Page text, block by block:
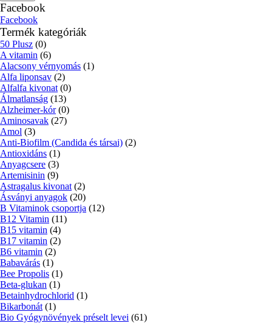
Facebook
Facebook
Termék kategóriák
50 Plusz (0)
A vitamin (6)
Alacsony vérnyomás (1)
Alfa liponsav (2)
Alfalfa kivonat (0)
Álmatlanság (13)
Alzheimer-kór (0)
Aminosavak (27)
Amol (3)
Anti-Biofilm (Candida és társai) (2)
Antioxidáns (1)
Anyagcsere (3)
Artemisinin (9)
Astragalus kivonat (2)
Ásványi anyagok (20)
B Vitaminok csoportja (12)
B12 Vitamin (11)
B15 vitamin (4)
B17 vitamin (2)
B6 vitamin (2)
Babavárás (1)
Bee Propolis (1)
Beta-glukan (1)
Betainhydrochlorid (1)
Bikarbonát (1)
Bio Gyógynövények préselt levei (61)